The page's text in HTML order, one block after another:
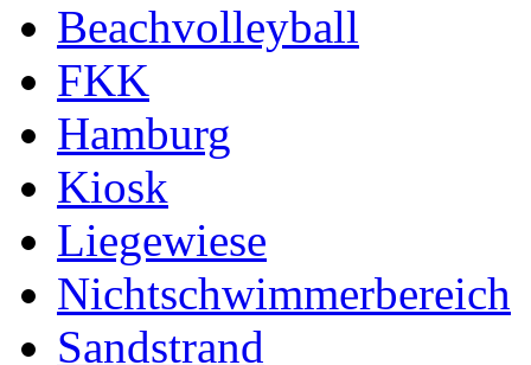
Beachvolleyball
FKK
Hamburg
Kiosk
Liegewiese
Nichtschwimmerbereich
Sandstrand